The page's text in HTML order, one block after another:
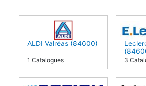
ALDI Valréas (84600)
1 Catalogues 3